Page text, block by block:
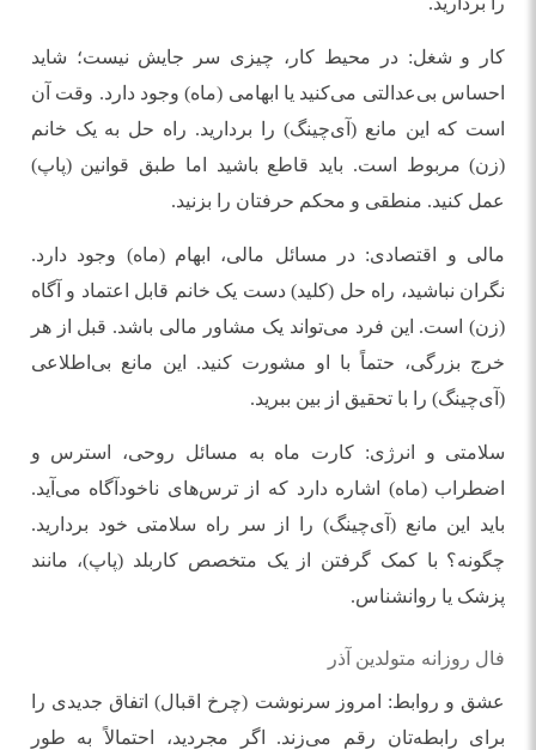
کار و شغل: در محیط کار، چیزی سر جایش نیست؛ شاید
احساس بی‌عدالتی می‌کنید یا ابهامی (ماه) وجود دارد. وقت آن
است که این مانع (آی‌چینگ) را بردارید. راه حل به یک خانم
(زن) مربوط است. باید قاطع باشید اما طبق قوانین (پاپ)
عمل کنید. منطقی و محکم حرفتان را بزنید.
مالی و اقتصادی: در مسائل مالی، ابهام (ماه) وجود دارد.
نگران نباشید، راه حل (کلید) دست یک خانم قابل اعتماد و آگاه
(زن) است. این فرد می‌تواند یک مشاور مالی باشد. قبل از هر
خرج بزرگی، حتماً با او مشورت کنید. این مانع بی‌اطلاعی
(آی‌چینگ) را با تحقیق از بین ببرید.
سلامتی و انرژی: کارت ماه به مسائل روحی، استرس و
اضطراب (ماه) اشاره دارد که از ترس‌های ناخودآگاه می‌آید.
باید این مانع (آی‌چینگ) را از سر راه سلامتی خود بردارید.
چگونه؟ با کمک گرفتن از یک متخصص کاربلد (پاپ)، مانند
پزشک یا روانشناس.
فال روزانه متولدین آذر
عشق و روابط: امروز سرنوشت (چرخ اقبال) اتفاق جدیدی را
برای رابطه‌تان رقم می‌زند. اگر مجردید، احتمالاً به طور